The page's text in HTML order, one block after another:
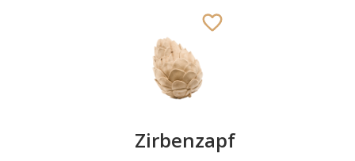
Hinzugefügt zum
Warenkorb
Zirbenzapfen